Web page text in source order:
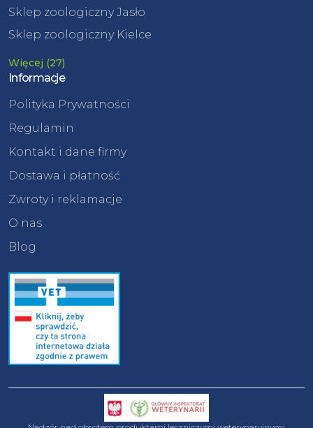
Sklep zoologiczny Jasło
Sklep zoologiczny Kielce
Więcej (27)
Informacje
Polityka Prywatności
Regulamin
Kontakt i dane firmy
Dostawa i płatność
Zwroty i reklamacje
O nas
Blog